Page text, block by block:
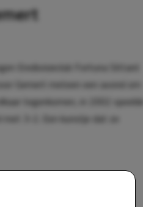
Eredivisieclub Fortuna Sittard
Gemert meteen een avond om
tegenkomen, in 2002 speelde
3-2. Een kunstje dat ze